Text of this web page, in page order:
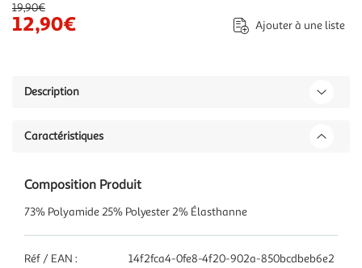
19,90€
12,90€ Ajouter à une liste
Description
Caractéristiques
Composition Produit
73% Polyamide 25% Polyester 2% Élasthanne
Réf / EAN : 14f2fca4-0fe8-4f20-902a-850bcdbeb6e2